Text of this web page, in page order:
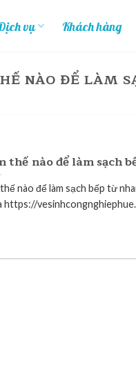
vụ Khách hàng
NÀO ĐỂ LÀM
thế nào để làm sạch
nào để làm sạch bếp từ
https://